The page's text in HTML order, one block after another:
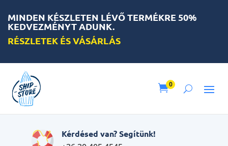
MINDEN KÉSZLETEN LÉVŐ TERMÉKRE 50%
KEDVEZMÉNYT ADUNK.
RÉSZLETEK ÉS VÁSÁRLÁS
0
Kérdésed van? Segítünk!